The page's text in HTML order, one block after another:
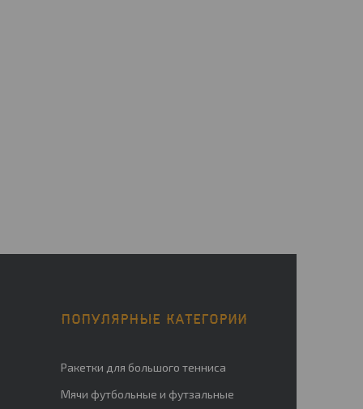
ПОПУЛЯРНЫЕ КАТЕГОРИИ
Ракетки для большого тенниса
Мячи футбольные и футзальные